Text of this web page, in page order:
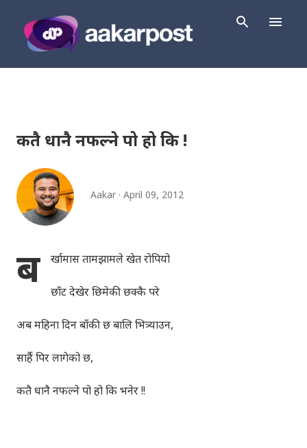
कतै धानै नफल्ने पो हो कि !
Aakar April 09, 2012
ब र्खामास तामझामले खेत रोपियो
छाँट देखेर छिमेकी छक्कै परे
अब महिना दिन बाँकी छ बालि भित्र्याउन,
सार्है पिर लागेको छ,
कतै धानै नफल्ने पो हो कि भनेर !!